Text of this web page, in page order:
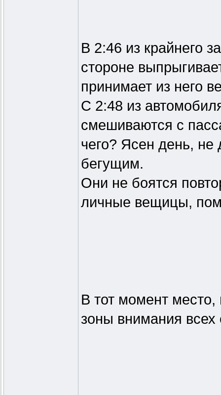
В 2:46 из крайнего
стороне
принимает из него
С 2:48 из
смешиваются с
чего? Ясен день,
бегущим.
Они не боятся
личные вещицы,
В тот момент место,
зоны внимания всех